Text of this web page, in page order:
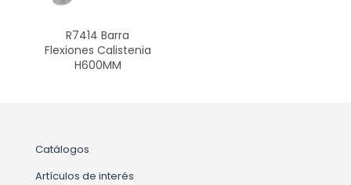
R7414 Barra
Flexiones Calistenia
H600MM
Catálogos
Artículos de interés